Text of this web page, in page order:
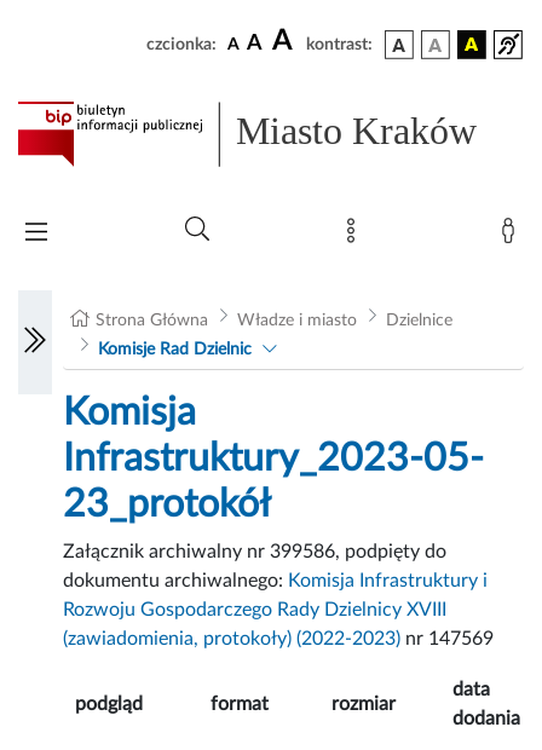
czcionka: A A A kontrast:
Miasto Kraków
Strona Główna Władze i miasto
Dzielnice
Komisje Rad Dzielnic
Komisja
Infrastruktury_2023-05-
23_protokół
Załącznik archiwalny nr 399586, podpięty do
dokumentu archiwalnego: Komisja Infrastruktury i
Rozwoju Gospodarczego Rady Dzielnicy XVIII
(zawiadomienia, protokoły) (2022-2023) nr 147569
podgląd format rozmiar
data
dodania